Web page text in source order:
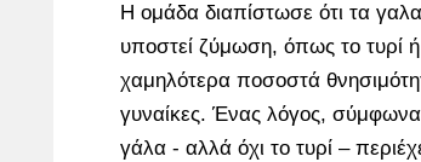
Η ομάδα διαπίστωσε ότι τα
υποστεί ζύμωση, όπως το τυρί ή
χαμηλότερα ποσοστά
γυναίκες. Ένας λόγος, σύμφωνα
γάλα - αλλά όχι το τυρί –